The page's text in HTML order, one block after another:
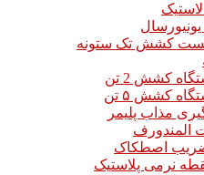
تست کشش تک ستونه
کشش 2 تن
کشش ۵ تن
مذاب پلیمر
المندورف
اصطکاک
نرمی پلاستیک